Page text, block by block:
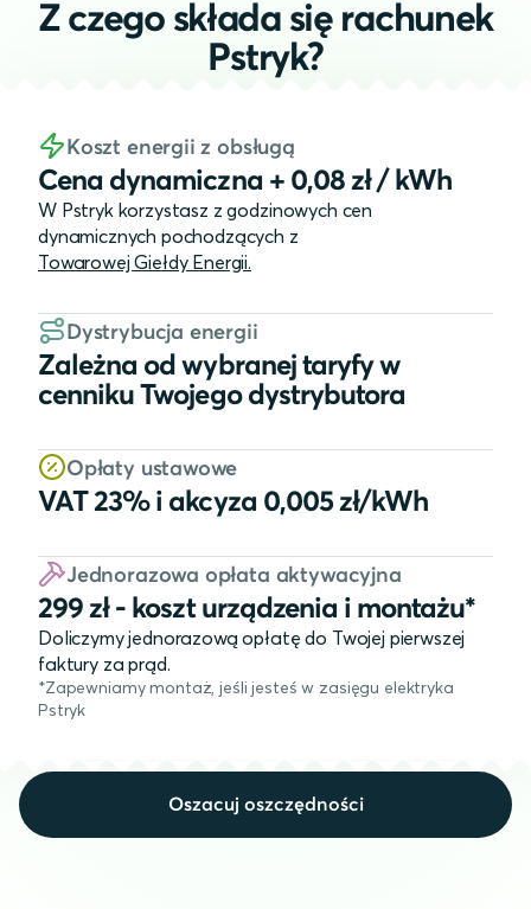
Z czego składa się rachunek
Pstryk?
Koszt energii z obsługą
Cena dynamiczna + 0,08 zł / kWh
W Pstryk korzystasz z godzinowych cen
dynamicznych pochodzących z
Towarowej Giełdy Energii.
Dystrybucja energii
Zależna od wybranej taryfy w
cenniku Twojego dystrybutora
Opłaty ustawowe
VAT 23% i akcyza 0,005 zł/kWh
Jednorazowa opłata aktywacyjna
299 zł - koszt urządzenia i montażu*
Doliczymy jednorazową opłatę do Twojej pierwszej
faktury za prąd.
*Zapewniamy montaż, jeśli jesteś w zasięgu elektryka
Pstryk
Oszacuj oszczędności